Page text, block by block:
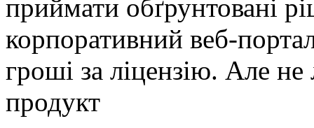
приймати обґрунтовані
корпоративний веб-
гроші за ліцензію. Але
продукт